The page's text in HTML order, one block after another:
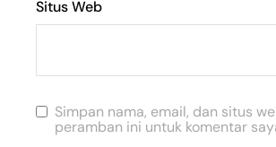
Situs Web
Simpan nama, email, dan situs
peramban ini untuk komentar